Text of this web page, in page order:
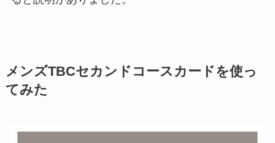
メンズTBCセカンドコースカードを使っ
てみた